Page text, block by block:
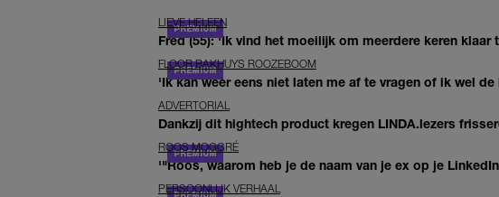
LIEVE HELEEN
Fred (55): 'Ik vind het moeilijk om meerdere keren
FLOOR BAKHUYS ROOZEBOOM
'Ik kan weer eens niet laten me af te vragen of ik wel
ADVERTORIAL
Dankzij dit hightech product kregen LINDA.lezers
ROOS MOGGRÉ
'"Roos, waarom heb je de naam van je ex op je
PERSOONLIJK VERHAAL